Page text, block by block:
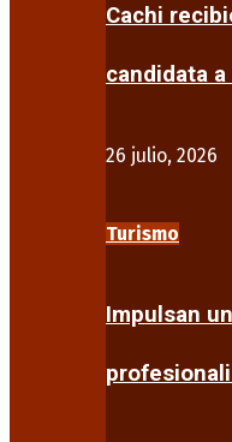
Cachi
candidata
26 julio, 2026
Turismo
Impulsan